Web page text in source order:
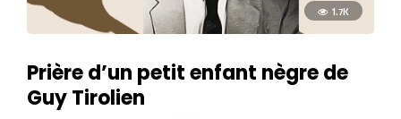
1.7K
Prière d’un petit enfant nègre de
Guy Tirolien